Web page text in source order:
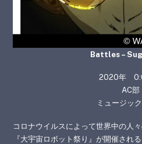
Battles –
2020年
AC部
ミュージッ
コロナウイルスによって世界中の人
『大宇宙ロボット祭り』が開催され